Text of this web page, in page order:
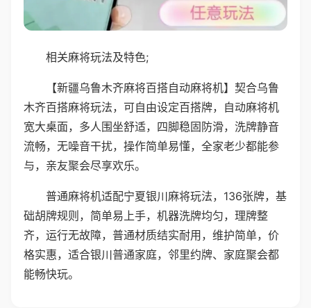
相关麻将玩法及特色;
【新疆乌鲁木齐麻将百搭自动麻将机】契合乌鲁
木齐百搭麻将玩法，可自由设定百搭牌，自动麻将机
宽大桌面，多人围坐舒适，四脚稳固防滑，洗牌静音
流畅，无噪音干扰，操作简单易懂，全家老少都能参
与，亲友聚会尽享欢乐。
普通麻将机适配宁夏银川麻将玩法，136张牌，基
础胡牌规则，简单易上手，机器洗牌均匀，理牌整
齐，运行无故障，普通材质结实耐用，维护简单，价
格实惠，适合银川普通家庭，邻里约牌、家庭聚会都
能畅快玩。